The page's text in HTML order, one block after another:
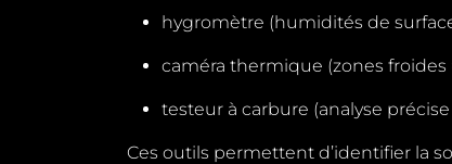
hygromètre (humidités de
caméra thermique (zones
testeur à carbure (analyse
Ces outils permettent d’identifier la